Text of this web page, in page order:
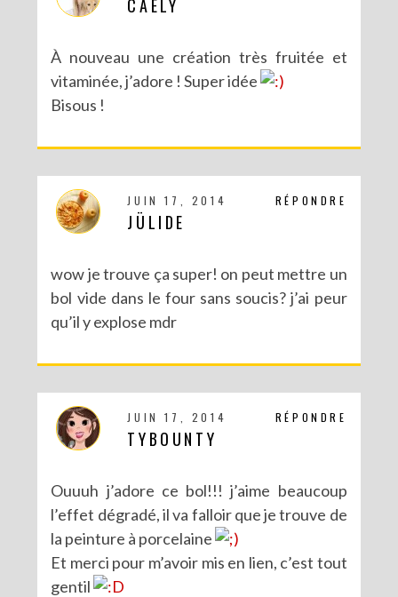
CAELY
À nouveau une création très fruitée et
vitaminée, j’adore ! Super idée
Bisous !
RÉPONDRE
JUIN 17, 2014
JÜLIDE
wow je trouve ça super! on peut mettre un
bol vide dans le four sans soucis? j’ai peur
qu’il y explose mdr
RÉPONDRE
JUIN 17, 2014
TYBOUNTY
Ouuuh j’adore ce bol!!! j’aime beaucoup
l’effet dégradé, il va falloir que je trouve de
la peinture à porcelaine
Et merci pour m’avoir mis en lien, c’est tout
gentil